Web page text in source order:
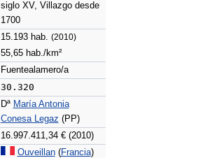
siglo XV, Villazgo desde
1700
15.193 hab. (2010)
55,65 hab./km²
Fuentealamero/a
30.320
Dª María Antonia
Conesa Legaz (PP)
16.997.411,34 € (2010)
Ouveillan(Francia)